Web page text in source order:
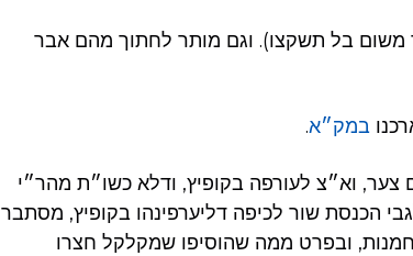
משום בל תשקצו). וגם מותר לחתוך מהם אבר
במק״א.
וא״צ לעורפה בקופיץ, ודלא כשו״ת מהר״י
הכנסת שור לכיפה דליערפינהו בקופיץ, מסתבר
ובפרט ממה שהוסיפו שמקלקל חצרו